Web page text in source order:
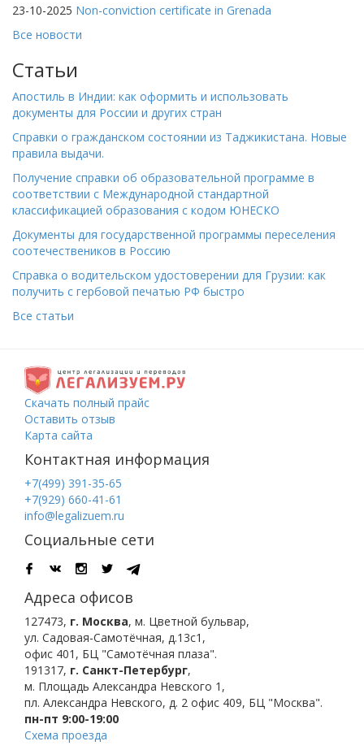
23-10-2025 Non-conviction certificate in Grenada
Все новости
Статьи
Апостиль в Индии: как оформить и использовать
документы для России и других стран
Справки о гражданском состоянии из Таджикистана. Новые
правила выдачи.
Получение справки об образовательной программе в
соответствии с Международной стандартной
классификацией образования с кодом ЮНЕСКО
Документы для государственной программы переселения
соотечествеников в Россию
Справка о водительском удостоверении для Грузии: как
получить с гербовой печатью РФ быстро
Все статьи
Скачать полный прайс
Оставить отзыв
Карта сайта
Контактная информация
+7(499) 391-35-65
+7(929) 660-41-61
info@legalizuem.ru
Социальные сети
Адреса офисов
127473, г. Москва, м. Цветной бульвар,
ул. Садовая-Самотёчная, д.13с1,
офис 401, БЦ "Самотёчная плаза".
191317, г. Санкт-Петербург,
м. Площадь Александра Невского 1 ,
пл. Александра Невского, д. 2 офис 409, БЦ "Москва".
пн-пт 9:00-19:00
Схема проезда